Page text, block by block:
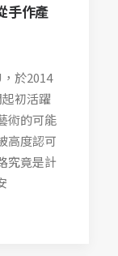
手作產
於2014
初活躍
術的可能
高度認可
究竟是計